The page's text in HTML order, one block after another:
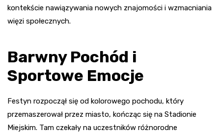
kontekście nawiązywania nowych znajomości i wzmacniania
więzi społecznych.
Barwny Pochód i
Sportowe Emocje
Festyn rozpoczął się od kolorowego pochodu, który
przemaszerował przez miasto, kończąc się na Stadionie
Miejskim. Tam czekały na uczestników różnorodne